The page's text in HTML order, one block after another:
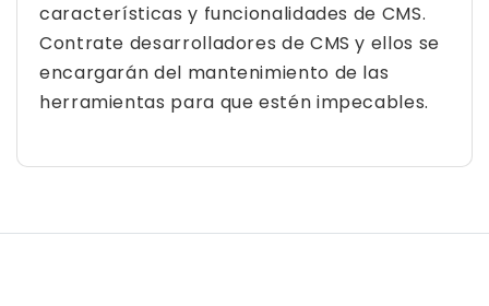
características y funcionalidades de CMS.
Contrate desarrolladores de CMS y ellos se
encargarán del mantenimiento de las
herramientas para que estén impecables.